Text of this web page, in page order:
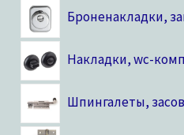
Броненакладки,
Накладки, wc-
Шпингалеты,